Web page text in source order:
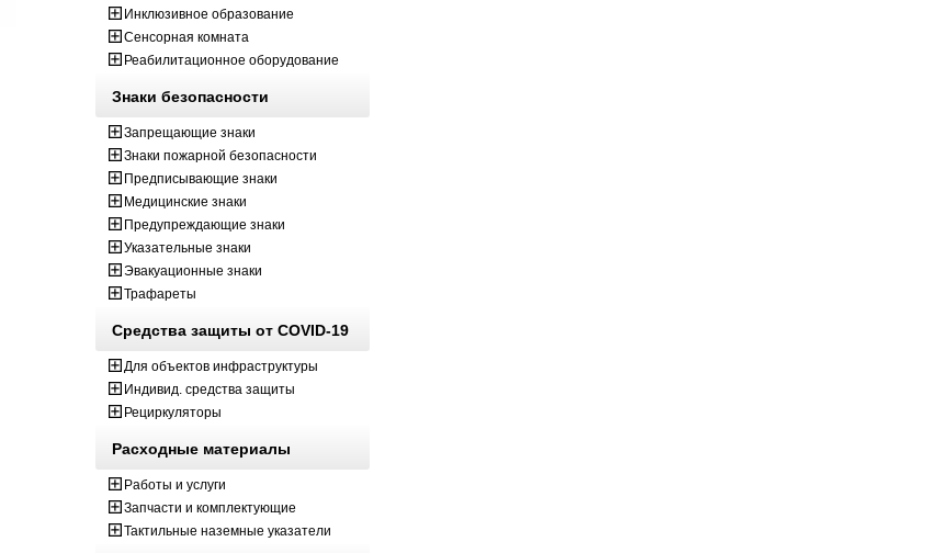
Инклюзивное образование
Сенсорная комната
Реабилитационное оборудование
Знаки безопасности
Запрещающие знаки
Знаки пожарной безопасности
Предписывающие знаки
Медицинские знаки
Предупреждающие знаки
Указательные знаки
Эвакуационные знаки
Трафареты
Средства защиты от COVID-19
Для объектов инфраструктуры
Индивид. средства защиты
Рециркуляторы
Расходные материалы
Работы и услуги
Запчасти и комплектующие
Тактильные наземные указатели